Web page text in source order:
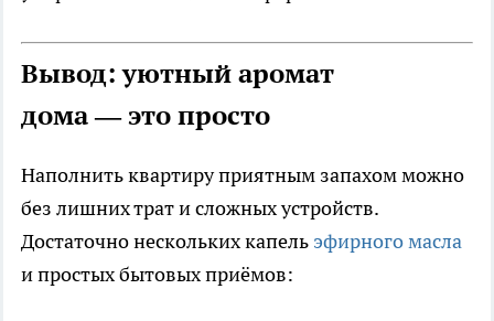
Вывод: уютный аромат
дома — это просто
Наполнить квартиру приятным запахом можно
без лишних трат и сложных устройств.
Достаточно нескольких капель эфирного масла
и простых бытовых приёмов: